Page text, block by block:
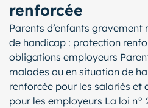
renforcée
Parents d’enfants
de handicap : protection
obligations employeurs
malades ou en situation de
renforcée pour les salariés et
pour les employeurs La loi n°